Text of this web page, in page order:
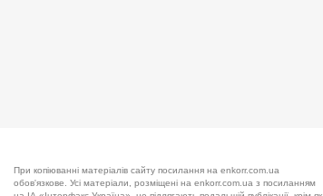
При копіюванні матеріалів сайту посилання на enkorr.com.ua
обов'язкове. Усі матеріали, розміщені на enkorr.com.ua з посиланням